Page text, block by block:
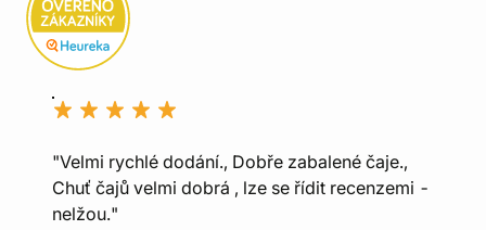
"Velmi rychlé dodání., Dobře zabalené čaje.,
Chuť čajů velmi dobrá , lze se řídit recenzemi -
nelžou."